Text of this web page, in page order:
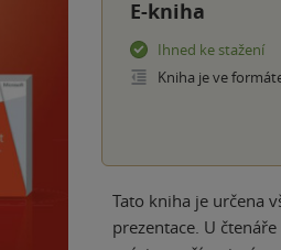
E-kniha
Ihned ke stažení
Kniha je ve
Tato kniha je určena
prezentace. U